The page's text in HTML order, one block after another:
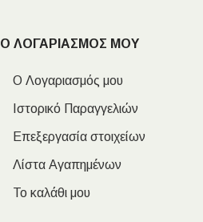
Ο ΛΟΓΑΡΙΑΣΜΟΣ ΜΟΥ
Ο Λογαριασμός μου
Ιστορικό Παραγγελιών
Επεξεργασία στοιχείων
Λίστα Αγαπημένων
Το καλάθι μου